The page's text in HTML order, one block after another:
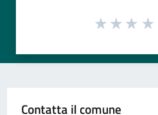
Contatta il comune